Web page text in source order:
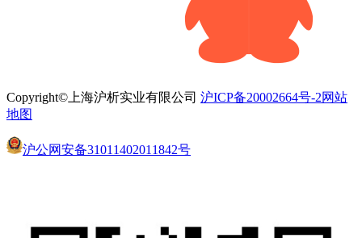
Copyright©上海沪析实业有限公司 沪ICP备20002664号-2网站
地图
沪公网安备31011402011842号